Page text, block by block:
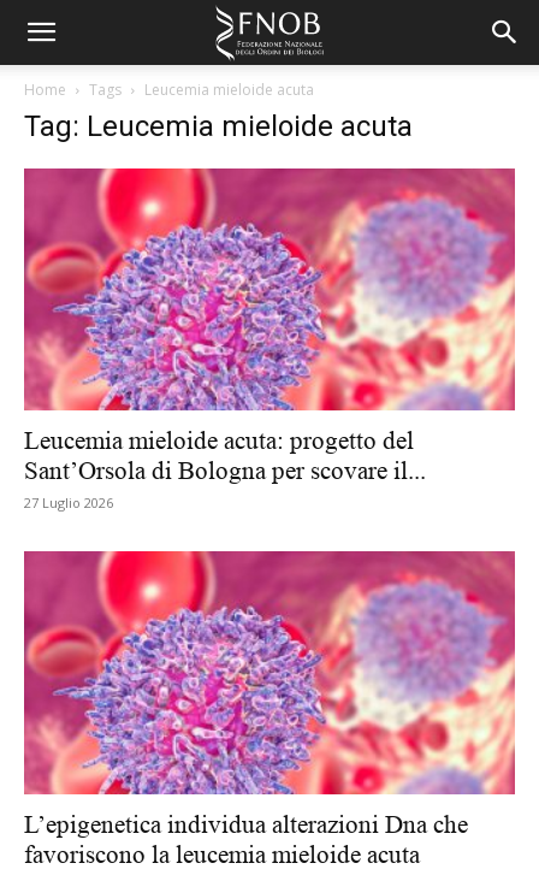
Home Tags Leucemia mieloide acuta
Tag: Leucemia mieloide acuta
Leucemia mieloide acuta: progetto del
Sant’Orsola di Bologna per scovare il...
27 Luglio 2026
L’epigenetica individua alterazioni Dna che
favoriscono la leucemia mieloide acuta